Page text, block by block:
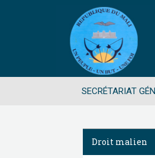
SECRÉTARIAT
Droit malien